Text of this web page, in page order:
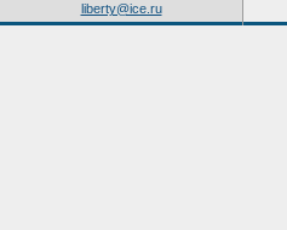
liberty@ice.ru